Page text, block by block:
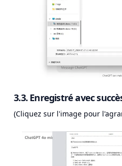
3.3. Enregistré avec
(Cliquez sur l'image pour